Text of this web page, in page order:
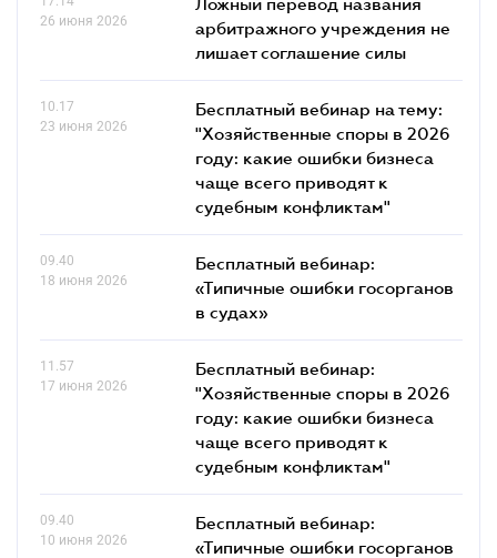
26 июня 2026
арбитражного учреждения не
лишает соглашение силы
10.17
23 июня 2026
Бесплатный вебинар на тему:
"Хозяйственные споры в 2026
году: какие ошибки бизнеса
чаще всего приводят к
судебным конфликтам"
09.40
18 июня 2026
Бесплатный вебинар:
«Типичные ошибки госорганов
в судах»
11.57
17 июня 2026
Бесплатный вебинар:
"Хозяйственные споры в 2026
году: какие ошибки бизнеса
чаще всего приводят к
судебным конфликтам"
09.40
10 июня 2026
Бесплатный вебинар:
«Типичные ошибки госорганов